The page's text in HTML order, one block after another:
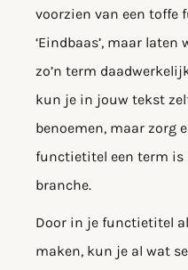
voorzien van een toffe
‘Eindbaas’, maar
zo’n term
kun je in jouw tekst
benoemen, maar zorg
functietitel een term is
branche.
Door in je functietitel
maken, kun je al wat